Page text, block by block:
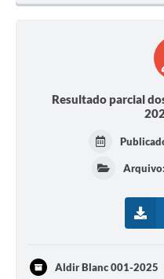
Resultado parcial
Arquivo:
Aldir Blanc 001-2025